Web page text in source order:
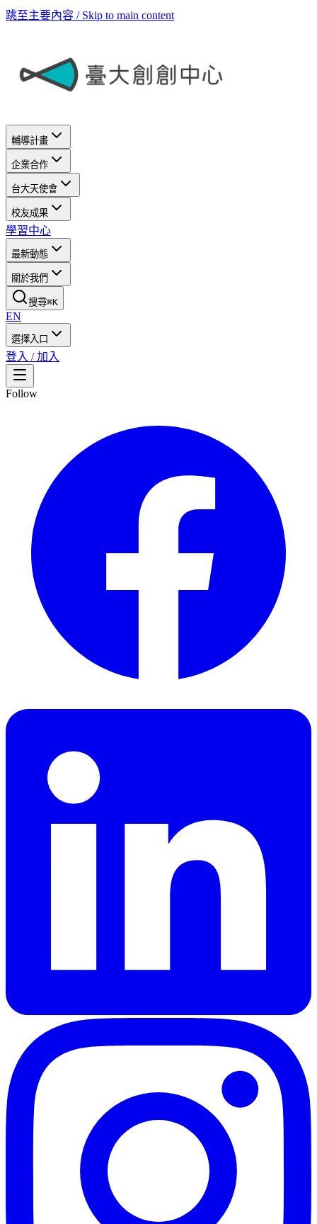
跳至主要內容 / Skip to main content
輔導計畫
企業合作
台大天使會
校友成果
學習中心
最新動態
關於我們
搜尋⌘K
EN
選擇入口
登入 / 加入
Follow